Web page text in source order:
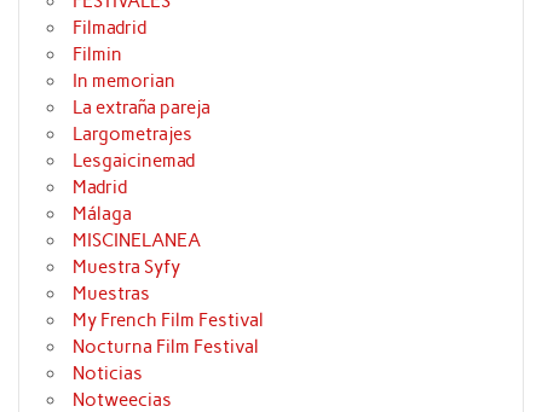
Filmadrid
Filmin
In memorian
La extraña pareja
Largometrajes
Lesgaicinemad
Madrid
Málaga
MISCINELANEA
Muestra Syfy
Muestras
My French Film Festival
Nocturna Film Festival
Noticias
Notweecias